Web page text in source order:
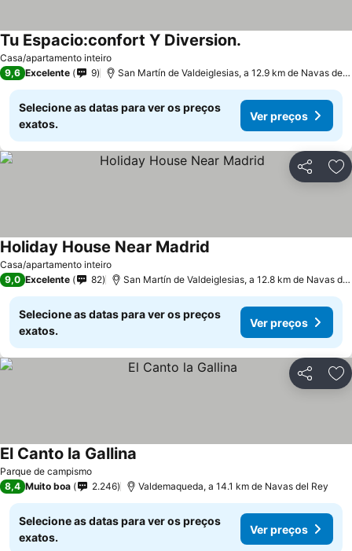
Casa/apartamento inteiro
Tu Espacio:confort Y Diversion.
9,6 Excelente 9 San Martín de Valdeiglesias, a 12.9 km de Navas del Rey
Selecione as datas para ver os preços
exatos.
Ver preços
Partilhar
Casa/apartamento inteiro
Holiday House Near Madrid
9,0 Excelente 82 San Martín de Valdeiglesias, a 12.8 km de Navas del Rey
Selecione as datas para ver os preços
exatos.
Ver preços
Partilhar
Parque de campismo
El Canto la Gallina
8,4 Muito boa 2.246 Valdemaqueda, a 14.1 km de Navas del Rey
Selecione as datas para ver os preços
exatos.
Ver preços